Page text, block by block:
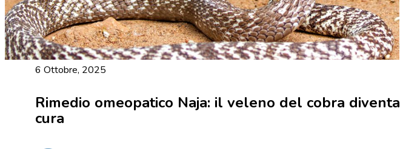
6 Ottobre, 2025
Rimedio omeopatico Naja: il veleno del cobra diventa
cura